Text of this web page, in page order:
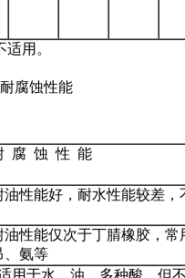
用。
腐蚀性能
腐 蚀 性 能
油性能好，耐水性能较差，
油性能仅次于丁腈橡胶，常
、氨等
用于水、油，多种酸，但